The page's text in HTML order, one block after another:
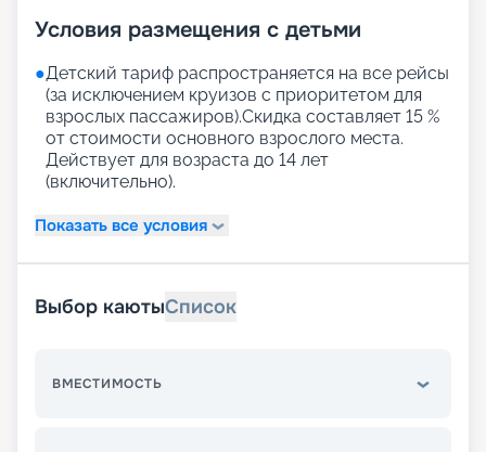
Условия размещения с детьми
●Детский тариф распространяется на все рейсы
(за исключением круизов с приоритетом для
взрослых пассажиров).Скидка составляет 15 %
от стоимости основного взрослого места.
Действует для возраста до 14 лет
(включительно).
Показать все условия
Выбор каютыСписок
ВМЕСТИМОСТЬ